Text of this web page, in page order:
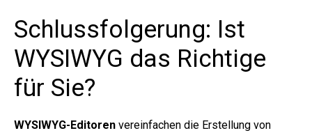
Schlussfolgerung: Ist
WYSIWYG das Richtige
für Sie?
WYSIWYG-Editoren vereinfachen die Erstellung von